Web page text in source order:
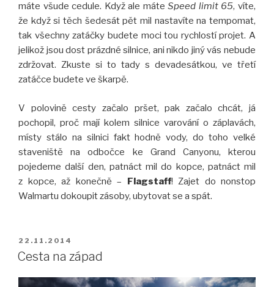
máte všude cedule. Když ale máteSpeed limit 65, víte,
že když si těch šedesát pět mil nastavíte na tempomat,
tak všechny zatáčky budete moci tou rychlostí projet. A
jelikož jsou dost prázdné silnice, ani nikdo jiný vás nebude
zdržovat. Zkuste si to tady s devadesátkou, ve třetí
zatáčce budete ve škarpě.
V polovině cesty začalo pršet, pak začalo chcát, já
pochopil, proč mají kolem silnice varování o záplavách,
místy stálo na silnici fakt hodně vody, do toho velké
staveniště na odbočce ke Grand Canyonu, kterou
pojedeme další den, patnáct mil do kopce, patnáct mil
z kopce, až konečně – Flagstaff! Zajet do nonstop
Walmartu dokoupit zásoby, ubytovat se a spát.
PUBLIKOVÁNO
22.11.2014
Cesta na západ